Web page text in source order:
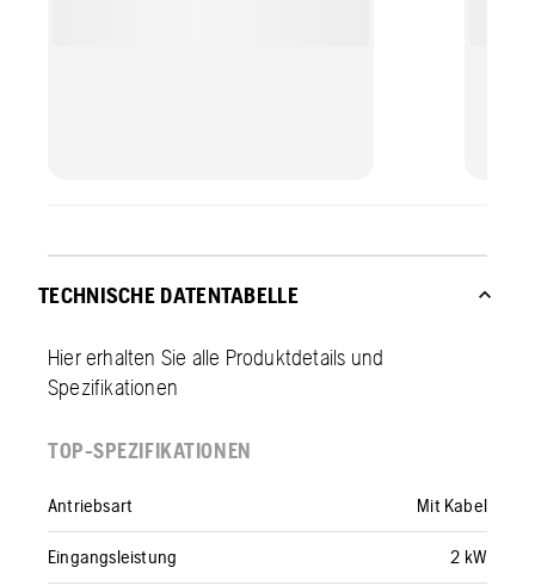
TECHNISCHE DATENTABELLE
Hier erhalten Sie alle Produktdetails und
Spezifikationen
TOP-SPEZIFIKATIONEN
Antriebsart Mit Kabel
Eingangsleistung 2 kW